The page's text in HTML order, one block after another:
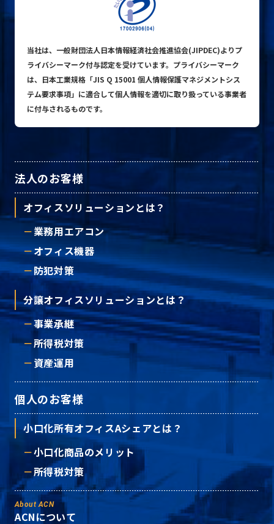
当社は、一般財団法人日本情報経済社会推進協会(JIPDEC)よりプ
ライバシーマーク付与認定を受けています。プライバシーマーク
は、日本工業規格「JIS Q 15001 個人情報保護マネジメントシス
テム要求事項」に適合して個人情報を適切に取り扱っている事業者
に付与されるものです。
法人のお客様
オフィスソリューションとは？
業務用エアコン
オフィス機器
防犯対策
分譲オフィスソリューションとは？
事業承継
所得税対策
資産運用
個人のお客様
小口化所有オフィスAシェアとは？
小口化商品のメリット
所得税対策
About ACN
ACNについて